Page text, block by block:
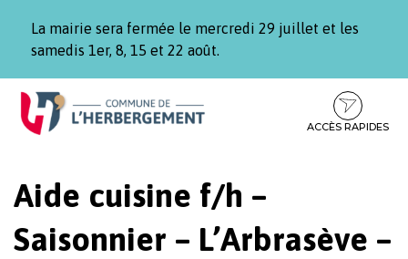
La mairie sera fermée le mercredi 29 juillet et les
samedis 1er, 8, 15 et 22 août.
Aller
Aller
contenu
Aller
pied
ACCÈS RAPIDES
Aide cuisine f/h –
Saisonnier – L’Arbrasève –